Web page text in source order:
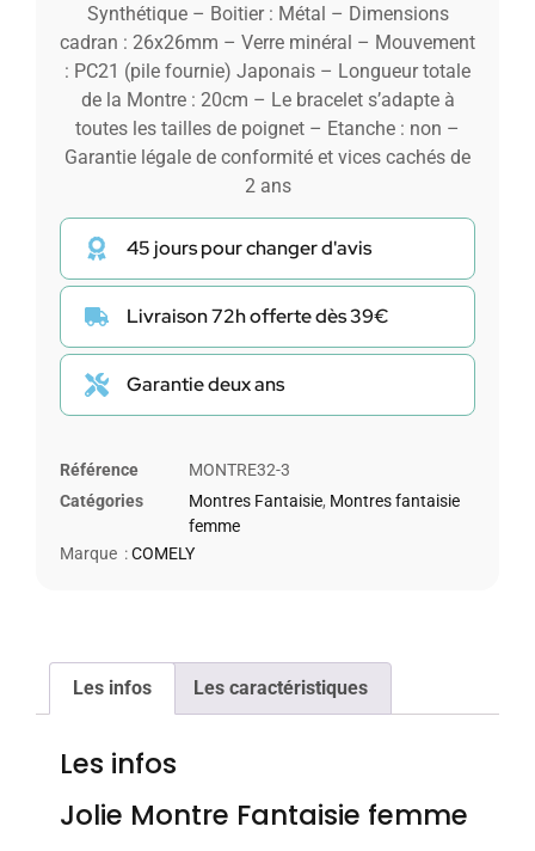
Synthétique – Boitier : Métal – Dimensions
cadran : 26x26mm – Verre minéral – Mouvement
: PC21 (pile fournie) Japonais – Longueur totale
de la Montre : 20cm – Le bracelet s’adapte à
toutes les tailles de poignet – Etanche : non –
Garantie légale de conformité et vices cachés de
2 ans
45 jours pour changer d'avis
Livraison 72h offerte dès 39€
Garantie deux ans
Référence
MONTRE32-3
Catégories
Montres Fantaisie, Montres fantaisie
femme
Marque :COMELY
Les infos Les caractéristiques
Les infos
Jolie Montre Fantaisie femme